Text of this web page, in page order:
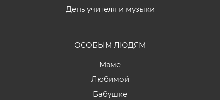
День учителя и музыки
ОСОБЫМ ЛЮДЯМ
Маме
Любимой
Бабушке